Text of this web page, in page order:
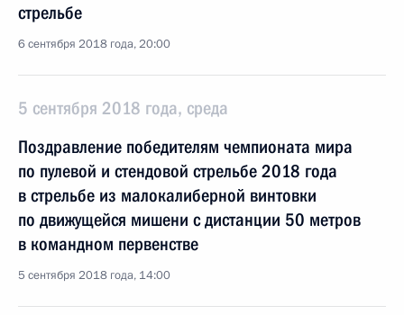
стрельбе
6 сентября 2018 года, 20:00
5 сентября 2018 года, среда
Поздравление победителям чемпионата мира
по пулевой и стендовой стрельбе 2018 года
в стрельбе из малокалиберной винтовки
по движущейся мишени с дистанции 50 метров
в командном первенстве
5 сентября 2018 года, 14:00